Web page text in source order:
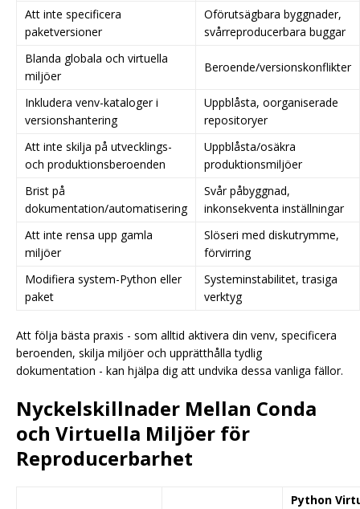
Att inte specificera
paketversioner
Oförutsägbara byggnader,
svårreproducerbara buggar
Blanda globala och virtuella
miljöer
Beroende/versionskonflikter
Inkludera venv-kataloger i
versionshantering
Uppblåsta, oorganiserade
repositoryer
Att inte skilja på utvecklings-
och produktionsberoenden
Uppblåsta/osäkra
produktionsmiljöer
Brist på
dokumentation/automatisering
Svår påbyggnad,
inkonsekventa inställningar
Att inte rensa upp gamla
miljöer
Slöseri med diskutrymme,
förvirring
Modifiera system-Python eller
paket
Systeminstabilitet, trasiga
verktyg
Att följa bästa praxis - som alltid aktivera din venv, specificera
beroenden, skilja miljöer och upprätthålla tydlig
dokumentation - kan hjälpa dig att undvika dessa vanliga fällor.
Nyckelskillnader Mellan Conda
och Virtuella Miljöer för
Reproducerbarhet
Python